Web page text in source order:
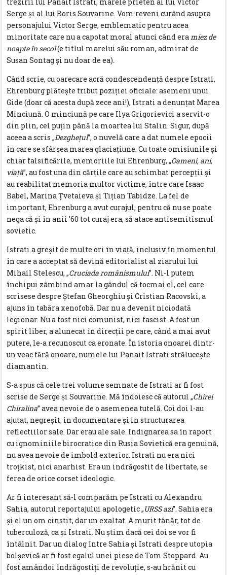
Serge și al lui Boris Souvarine. Vom reveni curând asupra
personajului Victor Serge, emblematic pentru acea
minoritate care nu a capotat moral atunci când era miez de
noapte în secol(e titlul marelui său roman, admirat de
Susan Sontag și nu doar de ea).
Când scrie, cu oarecare acră condescendență despre Istrati,
Ehrenburg plătește tribut poziției oficiale: asemeni unui
Gide (doar că acesta după zece ani!), Istrati a denunțat Marea
Minciună. O minciună pe care Ilya Grigorievici a servit-o
din plin, cel puțin până la moartea lui Stalin. Sigur, după
aceea a scris „Dezghețul”, o nuvelă care a dat numele epocii
în care se sfârșea marea glaciațiune. Cu toate omisiunile și
chiar falsificările, memoriile lui Ehrenburg, „Oameni, ani,
viață”, au fost una din cărțile care au schimbat percepții și
au reabilitat memoria multor victime, între care Isaac
Babel, Marina Țvetaieva și Tițian Tabidze. La fel de
important, Ehrenburg a avut curajul, pentru că nu se poate
nega că și în anii ’60 tot curaj era, să atace antisemitismul
sovietic.
Istrati a greșit de multe ori în viață, inclusiv în momentul
în care a acceptat să devină editorialist al ziarului lui
Mihail Stelescu, „Cruciada românismului”. Ni-l putem
închipui zâmbind amar la gândul că tocmai el, cel care
scrisese despre Ștefan Gheorghiu și Cristian Racovski, a
ajuns în tabăra xenofobă. Dar nu a devenit niciodată
legionar. Nu a fost nici comunist, nici fascist. A fost un
spirit liber, a alunecat în direcții pe care, când a mai avut
putere, le-a recunoscut ca eronate. În istoria onoarei dintr-
un veac fără onoare, numele lui Panait Istrati strălucește
diamantin.
S-a spus că cele trei volume semnate de Istrati ar fi fost
scrise de Serge și Souvarine. Mă îndoiesc că autorul „Chirei
Chiralina” avea nevoie de o asemenea tutelă. Coi doi l-au
ajutat, negreșit, in documentare și in structurarea
reflectiilor sale. Dar erau ale sale. Indignarea sa în raport
cu ignominiile birocratice din Rusia Sovietică era genuină,
nu avea nevoie de imbold exterior. Istrati nu era nici
troțkist, nici anarhist. Era un indrăgostit de libertate, se
ferea de orice corset ideologic.
Ar fi interesant să-l comparăm pe Istrati cu Alexandru
Sahia, autorul reportajului apologetic „URSS azi”. Sahia era
și el un om cinstit, dar un exaltat. A murit tânăr, tot de
tuberculoză, ca și Istrati. Nu știm dacă cei doi se vor fi
întâlnit. Dar un dialog între Sahia și Istrati despre utopia
bolșevică ar fi fost egalul unei piese de Tom Stoppard. Au
fost amândoi îndrăgostiți de revoluție, s-au hrănit cu